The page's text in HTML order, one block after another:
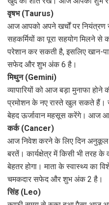
o
k
p
p
वृषभ (Taurus)
आज आपको अपने खर्चों पर
सहकर्मियों का पूरा सहयोग मिलने
परेशान कर सकती है, इसलिए
सफेद और शुभ अंक 6 है।
मिथुन (Gemini)
व्यापारियों को आज बड़ा मुनाफा होने
प्रमोशन के नए रास्ते खुल सकते
बेहद ऊर्जावान महसूस करेंगे। आज
कर्क (Cancer)
आज निवेश करने के लिए दिन अनुकूल
बरतें। कार्यक्षेत्र में किसी भी तरह के
बेहतर होगा। माता के स्वास्थ्य का
चमकदार सफेद और शुभ अंक 2 है।
सिंह (Leo)